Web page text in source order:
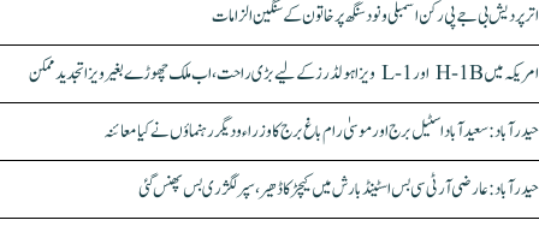
اتر پردیش بی جے پی رکن اسمبلی ونود سنگھ پر خاتون کے سنگین الزامات
امریکہ میں H-1B اور L-1 ویزا ہولڈرز کے لیے بڑی راحت، اب ملک چھوڑے بغیر ویزا تجدید ممکن
حیدرآباد: سعیدآباد اسٹیل برج اور موسیٰ رام باغ برج کا وزراء و دیگر رہنماؤں نے کیا معائنہ
حیدرآباد: عارضی آر ٹی سی بس اسٹینڈ بارش میں کیچڑ کا ڈھیر، سپر لگژری بس پھنس گئی